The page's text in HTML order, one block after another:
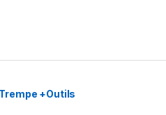
+Outils